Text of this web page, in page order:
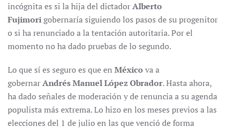
incógnita es si la hija del dictadorAlberto
Fujimorigobernaría siguiendo los pasos de su progenitor
o si ha renunciado a la tentación autoritaria. Por el
momento no ha dado pruebas de lo segundo.
Lo que sí es seguro es que en México va a
gobernarAndrés Manuel López Obrador. Hasta ahora,
ha dado señales de moderación y de renuncia a su agenda
populista más extrema. Lo hizo en los meses previos a las
elecciones del 1 de julio en las que venció de forma